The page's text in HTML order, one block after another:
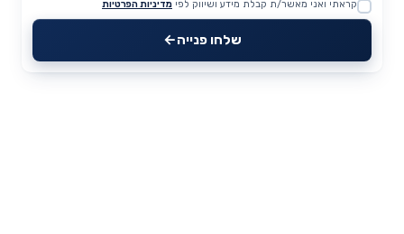
Website
קראתי ואני מאשר/ת קבלת מידע ושיווק לפי מדיניות הפרטיות
שלחו פנייה